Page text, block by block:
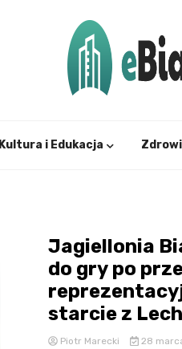
Kultura i Edukacja
Jagiellonia
do gry po
starcie z
Piotr Marecki 28